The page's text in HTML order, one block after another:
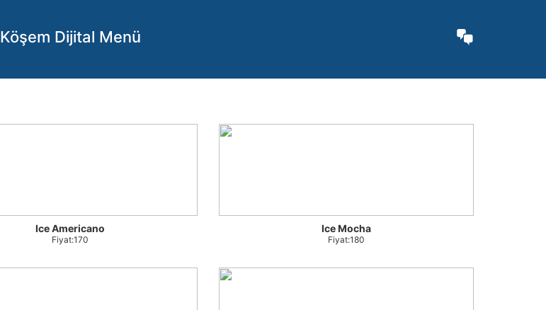
Köşem Dijital Menü
Ice Americano
Fiyat:170
Ice Mocha
Fiyat:180